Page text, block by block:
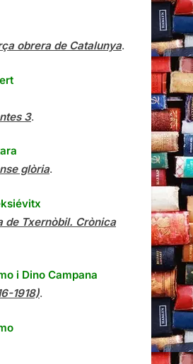
obrera de Catalunya.
3.
glòria.
de Txernòbil. Crònica
i Dino Campana
1918).